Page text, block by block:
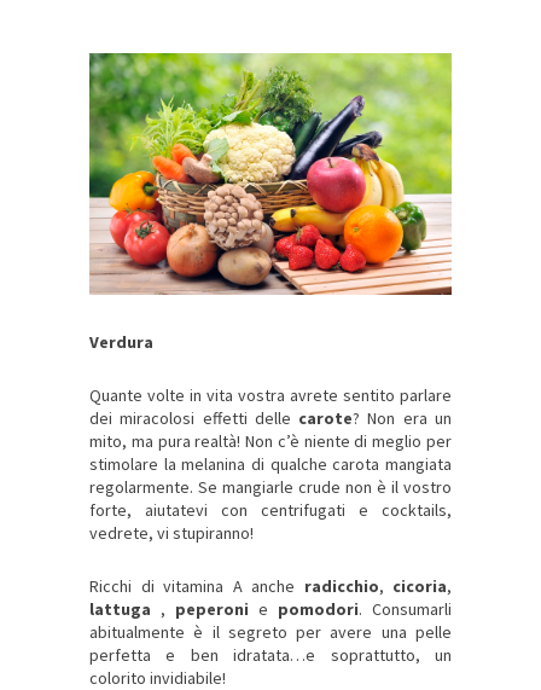
Verdura
Quante volte in vita vostra avrete sentito parlare
dei miracolosi effetti delle carote? Non era un
mito, ma pura realtà! Non c’è niente di meglio per
stimolare la melanina di qualche carota mangiata
regolarmente. Se mangiarle crude non è il vostro
forte, aiutatevi con centrifugati e cocktails,
vedrete, vi stupiranno!
Ricchi di vitamina A anche radicchio, cicoria,
lattuga , peperoni e pomodori. Consumarli
abitualmente è il segreto per avere una pelle
perfetta e ben idratata…e soprattutto, un
colorito invidiabile!